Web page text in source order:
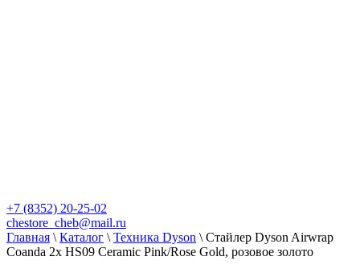
+7 (8352) 20-25-02
chestore_cheb@mail.ru
Главная \ Каталог \ Техника Dyson \ Стайлер Dyson Airwrap
Coanda 2x HS09 Ceramic Pink/Rose Gold, розовое золото